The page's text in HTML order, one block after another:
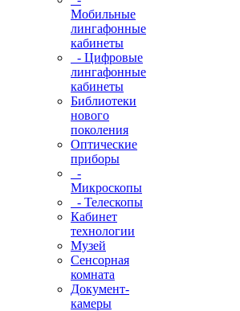
Мобильные
лингафонные
кабинеты
- Цифровые
лингафонные
кабинеты
Библиотеки
нового
поколения
Оптические
приборы
-
Микроскопы
- Телескопы
Кабинет
технологии
Музей
Сенсорная
комната
Документ-
камеры